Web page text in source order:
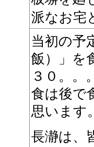
派なお宅
当初の予
飯）」を
３０。。
食は後で
思います。
長瀞は、